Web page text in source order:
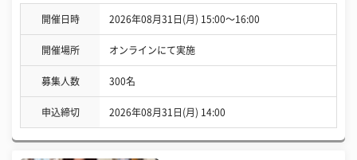
開催日時 2026年08月31日(月) 15:00〜16:00
開催場所 オンラインにて実施
募集人数 300名
申込締切 2026年08月31日(月) 14:00